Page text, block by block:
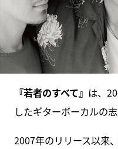
『若者のすべて』 は、
したギターボーカルの
2007年のリリース以来